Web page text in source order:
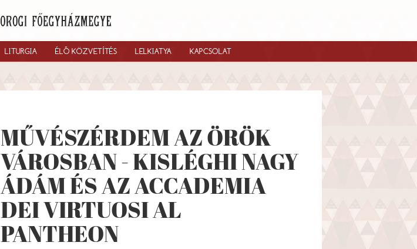
LITURGIA ÉLŐ KÖZVETÍTÉS LELKIATYA KAPCSOLAT
MŰVÉSZÉRDEM AZ ÖRÖK
VÁROSBAN - KISLÉGHI NAGY
ÁDÁM ÉS AZ ACCADEMIA
DEI VIRTUOSI AL
PANTHEON